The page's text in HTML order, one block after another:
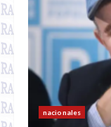
nacionales